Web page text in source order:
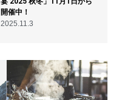
開催中！
2025.11.3